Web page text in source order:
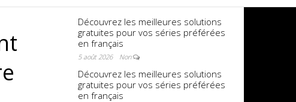
Découvrez les meilleures solutions
gratuites pour vos séries préférées
en français
5 août 2026 Non
Découvrez les meilleures solutions
gratuites pour vos séries préférées
en français